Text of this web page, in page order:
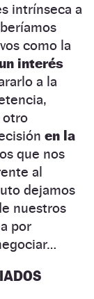
intrínseca a
como la
un interés
a la
otro
en la
que nos
al
dejamos
nuestros
por